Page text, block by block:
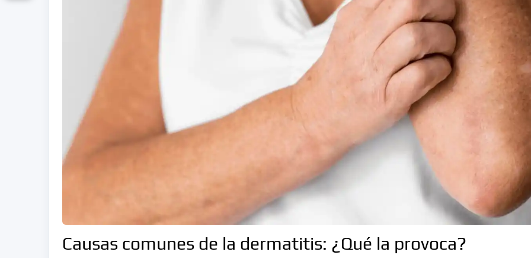
Causas comunes de la dermatitis: ¿Qué la provoca?